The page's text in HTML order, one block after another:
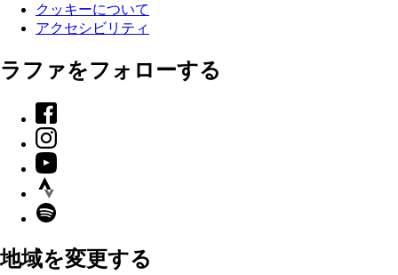
クッキーについて
アクセシビリティ
ラファをフォローする
Facebook
Instagram
YouTube
Strava
Spotify
地域を変更する